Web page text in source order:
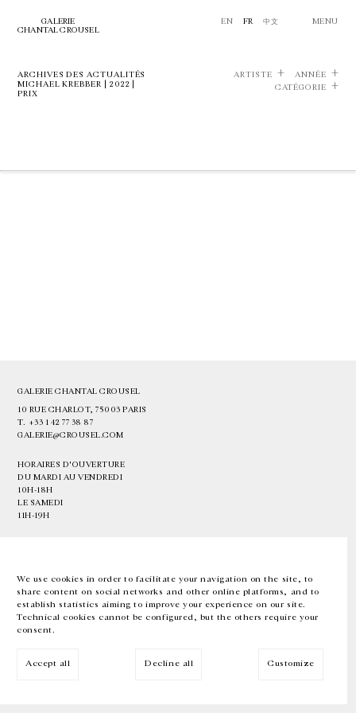
We use cookies in order to facilitate your navigation on the site, to
share content on social networks and other online platforms, and to
establish statistics aiming to improve your experience on our site.
Technical cookies cannot be configured, but the others require your
consent.
Accept all Decline all Customize
GALERIE
CHANTAL CROUSEL
EN FR 中文 MENU
ARCHIVES DES ACTUALITÉS
MICHAEL KREBBER | 2022 |
PRIX
ARTISTE
ANNÉE
CATÉGORIE
GALERIE CHANTAL CROUSEL
10 RUE CHARLOT, 75003 PARIS
T. +33 1 42 77 38 87
GALERIE@CROUSEL.COM
HORAIRES D'OUVERTURE
DU MARDI AU VENDREDI
10H-18H
LE SAMEDI
11H-19H
EN FR 中文 Facebook Instagram
Inscrivez-vous à notre newsletter